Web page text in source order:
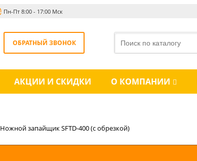
Пн-Пт 8:00 - 17:00 Мск
ОБРАТНЫЙ ЗВОНОК
АКЦИИ И СКИДКИ О КОМПАНИИ
Ножной запайщик SFTD-400 (с обрезкой)